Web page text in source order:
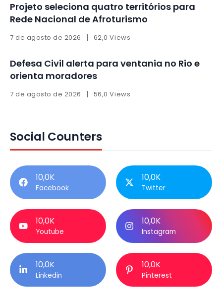
Projeto seleciona quatro territórios para
Rede Nacional de Afroturismo
7 de agosto de 2026 62,0 Views
Defesa Civil alerta para ventania no Rio e
orienta moradores
7 de agosto de 2026 56,0 Views
Social Counters
10,0K
Facebook
10,0K
Twitter
10,0K
Youtube
10,0K
Instagram
10,0K
Linkedin
10,0K
Pinterest